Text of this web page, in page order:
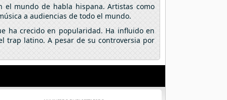
el mundo de habla hispana. Artistas como
a audiencias de todo el mundo.
ha crecido en popularidad. Ha influido en
trap latino. A pesar de su controversia por